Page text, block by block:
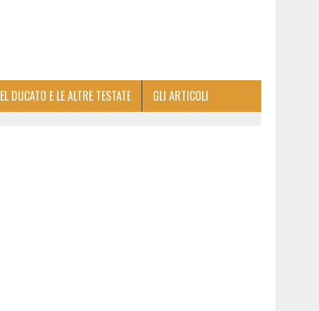
DUCATO E LE ALTRE TESTATE GLI ARTICOLI